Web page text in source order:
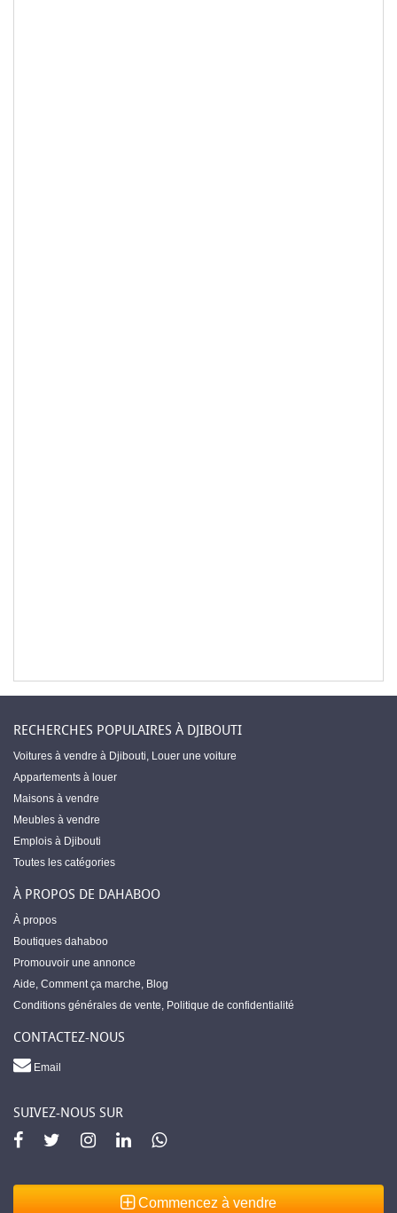
RECHERCHES POPULAIRES À DJIBOUTI
Voitures à vendre à Djibouti, Louer une voiture
Appartements à louer
Maisons à vendre
Meubles à vendre
Emplois à Djibouti
Toutes les catégories
À PROPOS DE DAHABOO
À propos
Boutiques dahaboo
Promouvoir une annonce
Aide, Comment ça marche, Blog
Conditions générales de vente, Politique de confidentialité
CONTACTEZ-NOUS
Email
SUIVEZ-NOUS SUR
Commencez à vendre